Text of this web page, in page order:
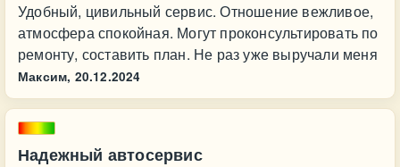
Удобный, цивильный сервис. Отношение вежливое,
атмосфера спокойная. Могут проконсультировать по
ремонту, составить план. Не раз уже выручали меня
Максим, 20.12.2024
Надежный автосервис